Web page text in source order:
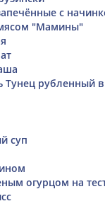
с
"Мамины"
рубленный в
суп
огурцом на